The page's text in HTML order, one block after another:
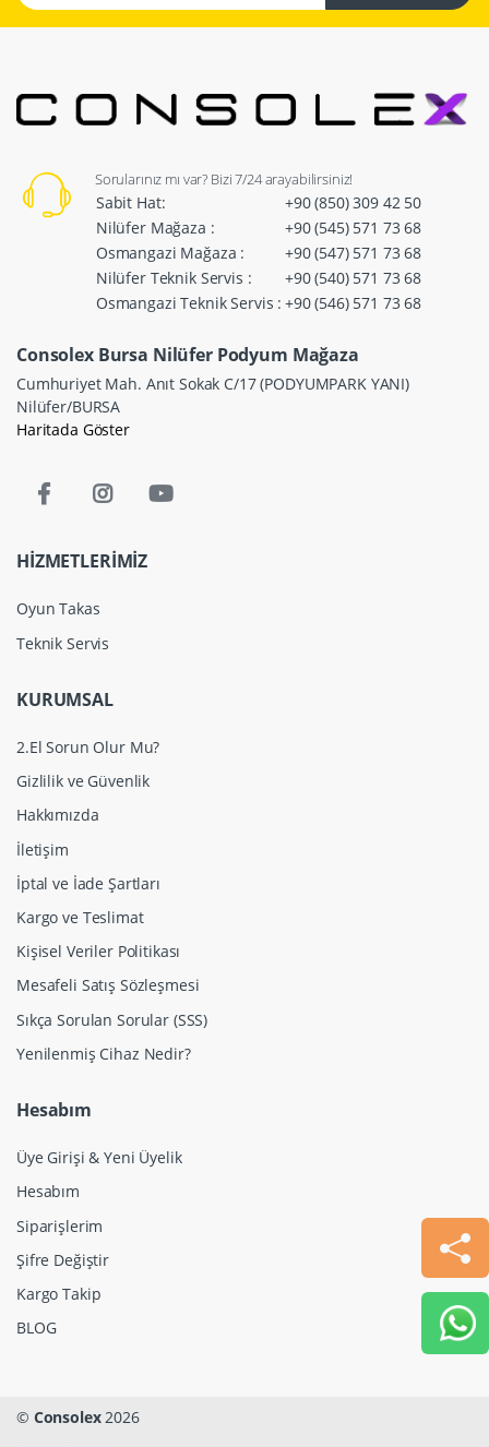
Sorularınız mı var? Bizi 7/24 arayabilirsiniz!
Sabit Hat:
+90 (850) 309 42 50
Nilüfer Mağaza :
+90 (545) 571 73 68
Osmangazi Mağaza :
+90 (547) 571 73 68
Nilüfer Teknik Servis :
+90 (540) 571 73 68
Osmangazi Teknik Servis : +90 (546) 571 73 68
Consolex Bursa Nilüfer Podyum Mağaza
Cumhuriyet Mah. Anıt Sokak C/17 (PODYUMPARK YANI)
Nilüfer/BURSA
Haritada Göster
HİZMETLERİMİZ
Oyun Takas
Teknik Servis
KURUMSAL
2.El Sorun Olur Mu?
Gizlilik ve Güvenlik
Hakkımızda
İletişim
İptal ve İade Şartları
Kargo ve Teslimat
Kişisel Veriler Politikası
Mesafeli Satış Sözleşmesi
Sıkça Sorulan Sorular (SSS)
Yenilenmiş Cihaz Nedir?
Hesabım
Üye Girişi & Yeni Üyelik
Hesabım
Siparişlerim
Şifre Değiştir
Kargo Takip
BLOG
© Consolex2026